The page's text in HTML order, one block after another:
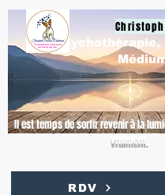
Il est temps de sortir revenir à la
vraiment.
Psychothérapie,
RDV